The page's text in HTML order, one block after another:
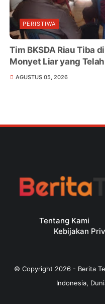
PERISTIWA
Tim BKSDA Riau Tiba
Monyet Liar yang
AGUSTUS 05, 2026
Tentang Kami
Kebijakan
© Copyright 2026- Berita
Indonesia,